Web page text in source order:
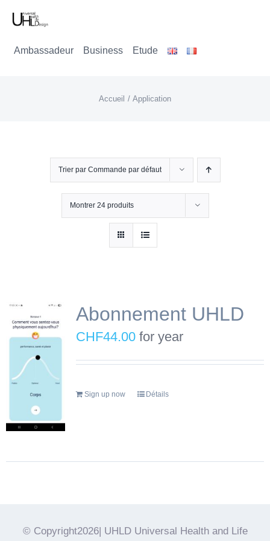
Passer
contenu
Ambassadeur Business Etude
Accueil Application
Trier par Commande par défaut
Montrer 24 produits
Abonnement UHLD
CHF44.00for year
Sign up now Détails
© Copyright2026| UHLD Universal Health and Life